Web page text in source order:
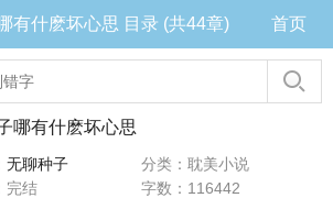
有什麽坏心思 目录 (共44章) 首页
哪有什麽坏心思
无聊种子
分类：耽美小说
完结
字数：116442